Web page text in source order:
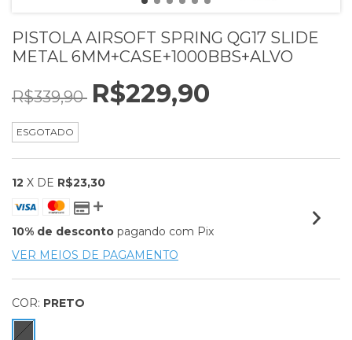
PISTOLA AIRSOFT SPRING QG17 SLIDE
METAL 6MM+CASE+1000BBS+ALVO
R$339,90 R$229,90
ESGOTADO
12 X DE R$23,30
10% de desconto pagando com Pix
VER MEIOS DE PAGAMENTO
COR: PRETO